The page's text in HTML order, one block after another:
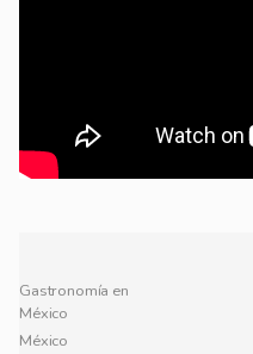
Gastronomía en
México
México